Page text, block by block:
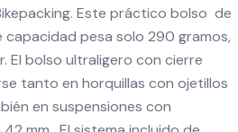
Este práctico bolso de
capacidad pesa solo 290 gramos,
El bolso ultraligero con cierre
tanto en horquillas con ojetillos
en suspensiones con